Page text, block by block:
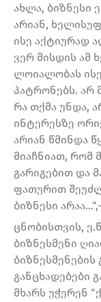
ახლა, ბიზნესი
არიან,
ისე აქტიურად
ვერ მისდის ამ
ლოიალობას
პატრონებს. არ
რა თქმა უნდა,
ინტერესზე
არიან წმინდა
მიაჩნიათ,
გარიგებით და
ფათურით
ბიზნესი
ცნობისთვის,
ბიზნესმენი
განცხადებები
მხარს უჭერენ